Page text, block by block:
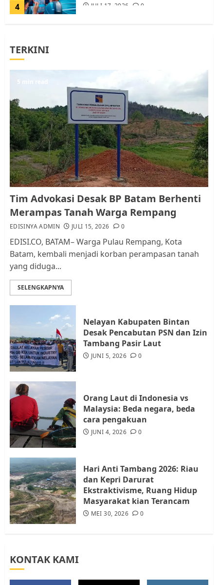
4 JULI 17, 2026 0
5
1
Pemko Batam Tegaskan RT dan
RW bukan Petugas Pendataan
dan Pemungutan Pajak
AGUSTUS 1, 2026 0
Kader Pajak jadi Penghubung
Pemerintah dan Masyarakat di
Lingkungan RT/RW
AGUSTUS 1, 2026
4
Warga Rempang Ajukan
Audiensi dengan Wali Kota
5
Tim Advokasi Desak BP Batam
Berhenti Merampas Tanah
TERKINI
5 min read
Tim Advokasi Desak BP Batam Berhenti
Merampas Tanah Warga Rempang
EDISINYA ADMIN JULI 15, 2026 0
EDISI.CO, BATAM– Warga Pulau Rempang, Kota
Batam, kembali menjadi korban perampasan tanah
yang diduga...
SELENGKAPNYA
Nelayan Kabupaten Bintan
Desak Pencabutan PSN dan Izin
Tambang Pasir Laut
JUNI 5, 2026 0
Orang Laut di Indonesia vs
Malaysia: Beda negara, beda
cara pengakuan
JUNI 4, 2026 0
Hari Anti Tambang 2026: Riau
dan Kepri Darurat
Ekstraktivisme, Ruang Hidup
Masyarakat kian Terancam
MEI 30, 2026 0
KONTAK KAMI